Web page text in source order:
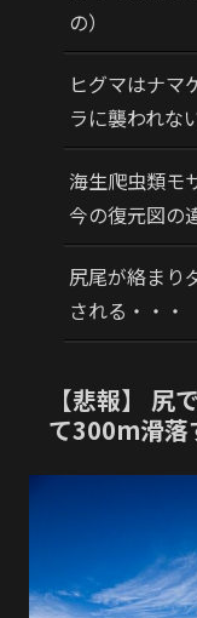
の）
ヒグマはナマ
ラに襲われな
海生爬虫類モ
今の復元図の
尻尾が絡まり
される・・・
【悲報】 尻
て300m滑落